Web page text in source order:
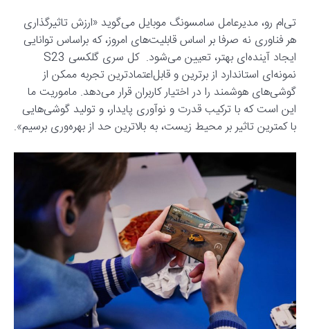
تی‌ام رو، مدیرعامل سامسونگ موبایل می‌گوید «ارزش تاثیرگذاری
هر فناوری نه صرفا بر اساس قابلیت‌های امروز، که براساس توانایی
ایجاد آینده‌ای بهتر، تعیین می‌شود. کل سری گلکسی S23
نمونه‌ای استاندارد از برترین و قابل‌اعتمادترین تجربه ممکن از
گوشی‌های هوشمند را در اختیار کاربران قرار می‌دهد. ماموریت ما
این است که با ترکیب قدرت و نوآوری پایدار، و تولید گوشی‌هایی
با کمترین تاثیر بر محیط زیست، به بالاترین حد از بهره‌وری برسیم».